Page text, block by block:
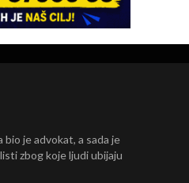
je advokat, a sada je
zbog koje ljudi ubijaju